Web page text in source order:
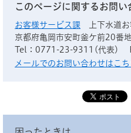
このページに関するお問い
お客様サービス課
上下水道
京都府亀岡市安町釜ケ前20番
Tel：0771-23-9311(代表)
メールでのお問い合わせはこち